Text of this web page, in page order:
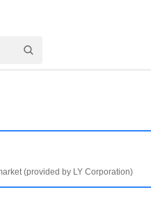
(provided by LY Corporation)